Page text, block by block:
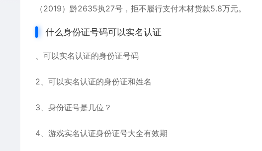
（2019）黔2635执27号，拒不履行支付木材货款5.8万元。
什么身份证号码可以实名认证
、可以实名认证的身份证号码
2、可以实名认证的身份证和姓名
3、身份证号是几位？
4、游戏实名认证身份证号大全有效期